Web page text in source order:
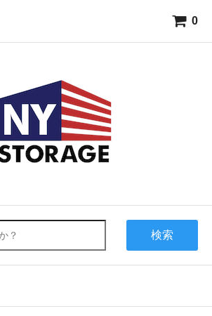
0
検索